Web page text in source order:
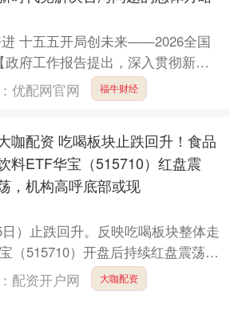
十五五开局创未来——2026全国
府工作报告提出，深入贯彻新时
体方略】两会新华社快讯：政府工
优配网官网 福牛财经
咖配资 吃喝板块止跌回升！食品
料ETF华宝（515710）红盘震
，机构高呼底部或现
）止跌回升。反映吃喝板块整体走
（515710）开盘后持续红盘震荡，
0.54%。 成份股方面，大众....
配资开户网 大咖配资